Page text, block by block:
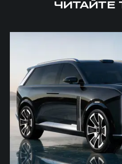
ЧИТАЙТЕ